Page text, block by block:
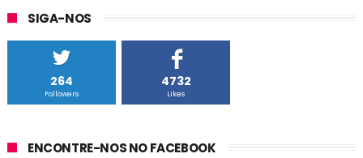
SIGA-NOS
264
Followers
4732
Likes
ENCONTRE-NOS NO FACEBOOK